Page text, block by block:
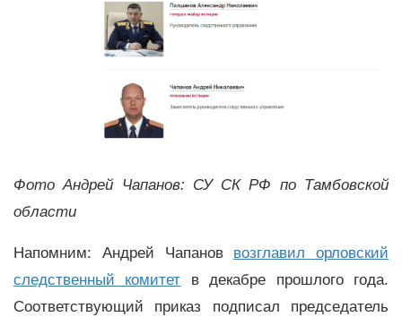
ФотоАндрей Чапанов: СУ СК РФ по Тамбовской
области
Напомним: Андрей Чапанов возглавил орловский
следственный комитет в декабре прошлого года.
Соответствующий приказ подписал председатель